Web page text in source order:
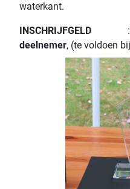
waterkant.
INSCHRIJFGELD
deelnemer, (te voldoen